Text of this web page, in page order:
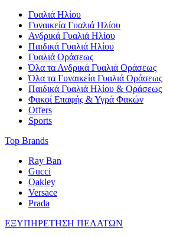
Γυαλιά Ηλίου
Γυναικεία Γυαλιά Ηλίου
Ανδρικά Γυαλιά Ηλίου
Παιδικά Γυαλιά Ηλίου
Γυαλιά Οράσεως
Όλα τα Ανδρικά Γυαλιά Οράσεως
Όλα τα Γυναικεία Γυαλιά Οράσεως
Παιδικά Γυαλιά Ηλίου & Οράσεως
Φακοί Επαφής & Υγρά Φακών
Offers
Sports
Top Brands
Ray Ban
Gucci
Oakley
Versace
Prada
ΕΞΥΠΗΡΕΤΗΣΗ ΠΕΛΑΤΩΝ